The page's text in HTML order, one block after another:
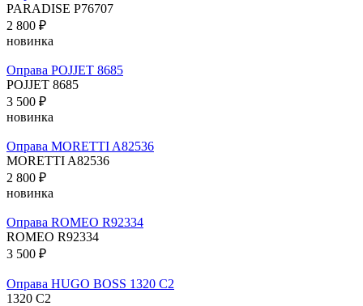
PARADISE P76707
2 800 ₽
новинка
Оправа POJJET 8685
POJJET 8685
3 500 ₽
новинка
Оправа MORETTI A82536
MORETTI A82536
2 800 ₽
новинка
Оправа ROMEO R92334
ROMEO R92334
3 500 ₽
Оправа HUGO BOSS 1320 C2
1320 C2